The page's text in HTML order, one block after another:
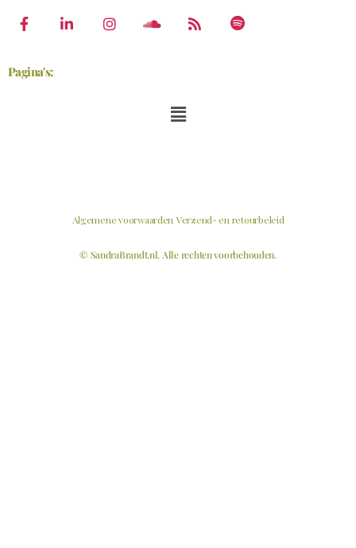
Pagina's:
© SandraBrandt.nl. Alle rechten voorbehouden.
Algemene voorwaarden Verzend- en retourbeleid